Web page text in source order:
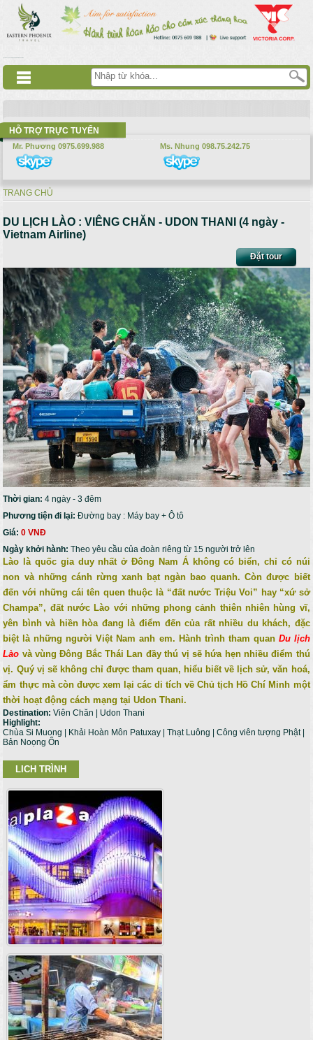
Nhảy đến nội dung
HỖ TRỢ TRỰC TUYẾN
Mr. Phương 0975.699.988 Ms. Nhung 098.75.242.75
Bạn đang ở đây
TRANG CHỦ
DU LỊCH LÀO : VIÊNG CHĂN - UDON THANI (4 ngày -
Vietnam Airline)
Đặt tour
Thời gian:4 ngày - 3 đêm
Phương tiện đi lại:Đường bay : Máy bay + Ô tô
Giá:0 VNĐ
Ngày khởi hành:Theo yêu cầu của đoàn riêng từ 15 người trở lên
Lào là quốc gia duy nhất ở Đông Nam Á không có biển, chỉ có núi
non và những cánh rừng xanh bạt ngàn bao quanh. Còn được biết
đến với những cái tên quen thuộc là “đất nước Triệu Voi” hay “xứ sở
Champa”, đất nước Lào với những phong cảnh thiên nhiên hùng vĩ,
yên bình và hiền hòa đang là điểm đến của rất nhiều du khách, đặc
biệt là những người Việt Nam anh em. Hành trình tham quan Du lịch
Lào và vùng Đông Bắc Thái Lan đầy thú vị sẽ hứa hẹn nhiều điểm thú
vị. Quý vị sẽ không chỉ được tham quan, hiểu biết về lịch sử, văn hoá,
ẩm thực mà còn được xem lại các di tích về Chủ tịch Hồ Chí Minh một
thời hoạt động cách mạng tại Udon Thani.
Destination:Viên Chăn | Udon Thani
Highlight:
Chùa Si Muong | Khải Hoàn Môn Patuxay | Thạt Luông | Công viên tượng Phật |
Bản Noọng Ổn
LICH TRÌNH